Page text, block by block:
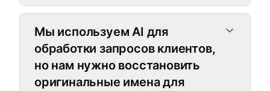
Мы используем AI для
обработки запросов клиентов,
но нам нужно восстановить
оригинальные имена для